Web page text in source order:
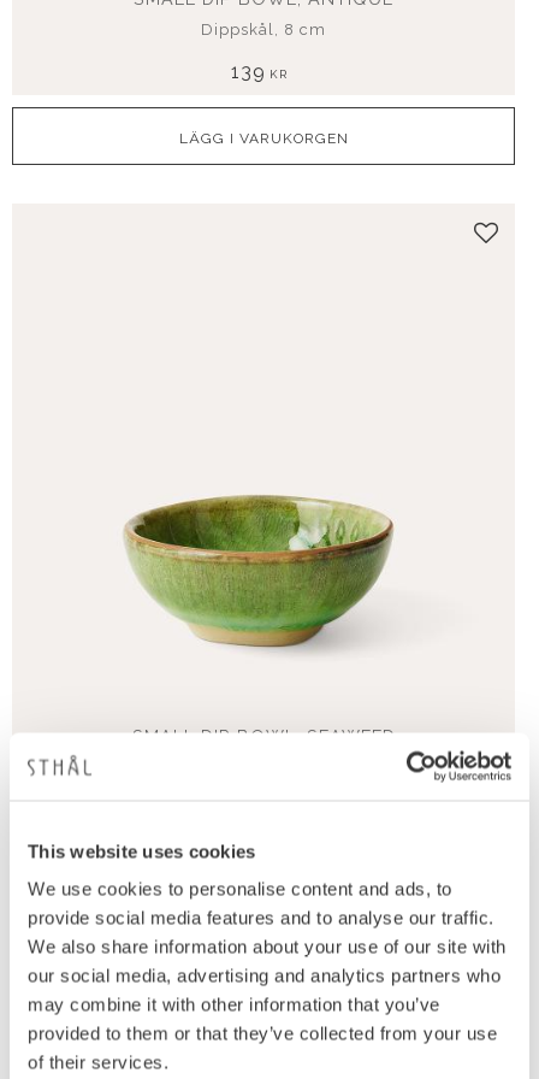
This website uses cookies
We use cookies to personalise content and ads, to
provide social media features and to analyse our traffic.
We also share information about your use of our site with
our social media, advertising and analytics partners who
may combine it with other information that you’ve
provided to them or that they’ve collected from your use
of their services.
Dippskål, 8 cm
139 KR
SMALL DIP BOWL, SEAWEED